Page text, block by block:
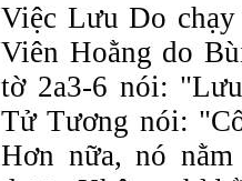
Việc Lưu Do
Viên Hoằng do
tờ 2a3-6 nói:
Tử Tương nói:
Hơn nữa, nó